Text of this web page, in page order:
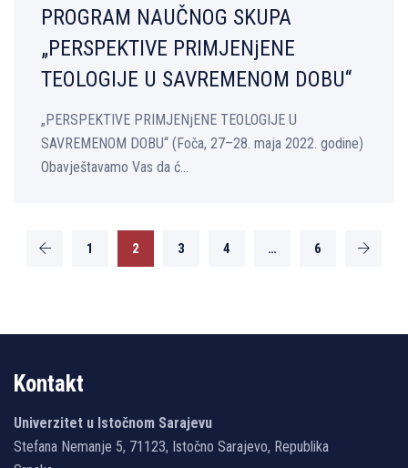
PROGRAM NAUČNOG SKUPA
„PERSPEKTIVE PRIMJENjENE
TEOLOGIJE U SAVREMENOM DOBU“
„PERSPEKTIVE PRIMJENjENE TEOLOGIJE U
SAVREMENOM DOBU“ (Foča, 27–28. maja 2022. godine)
Obavještavamo Vas da ć...
1 2 3 4 … 6
Kontakt
Univerzitet u Istočnom Sarajevu
Stefana Nemanje 5, 71123, Istočno Sarajevo, Republika